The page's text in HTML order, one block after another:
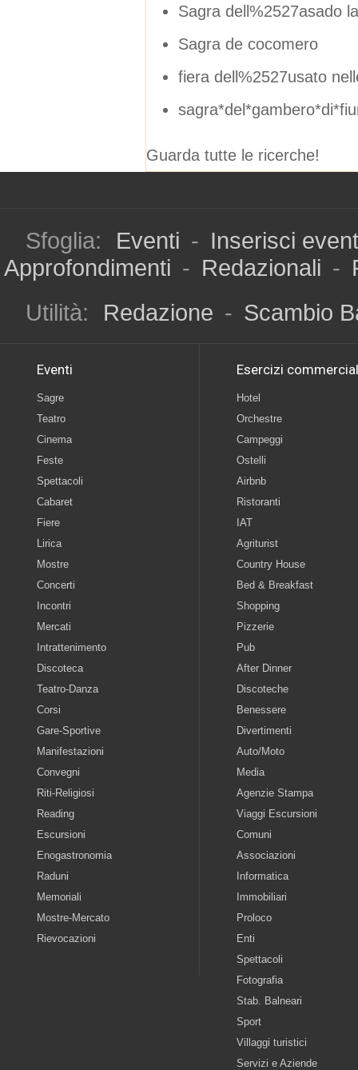
Sagra dell%2527asado
Sagra de cocomero
fiera dell%2527usato
Guarda tutte le ricerche!
Sfoglia: Eventi - Inserisci
Approfondimenti - Redazionali -
Utilità:
Redazione - Scambio
Eventi
Sagre
Teatro
Cinema
Feste
Spettacoli
Cabaret
Fiere
Lirica
Mostre
Concerti
Incontri
Mercati
Intrattenimento
Discoteca
Teatro-Danza
Corsi
Gare-Sportive
Manifestazioni
Convegni
Riti-Religiosi
Reading
Escursioni
Enogastronomia
Raduni
Memoriali
Mostre-Mercato
Rievocazioni
Esercizi
Hotel
Orchestre
Campeggi
Ostelli
Airbnb
Ristoranti
IAT
Agriturist
Country House
Bed & Breakfast
Shopping
Pizzerie
Pub
After Dinner
Discoteche
Benessere
Divertimenti
Auto/Moto
Media
Agenzie Stampa
Viaggi Escursioni
Comuni
Associazioni
Informatica
Immobiliari
Proloco
Enti
Spettacoli
Fotografia
Stab. Balneari
Sport
Villaggi turistici
Servizi e Aziende